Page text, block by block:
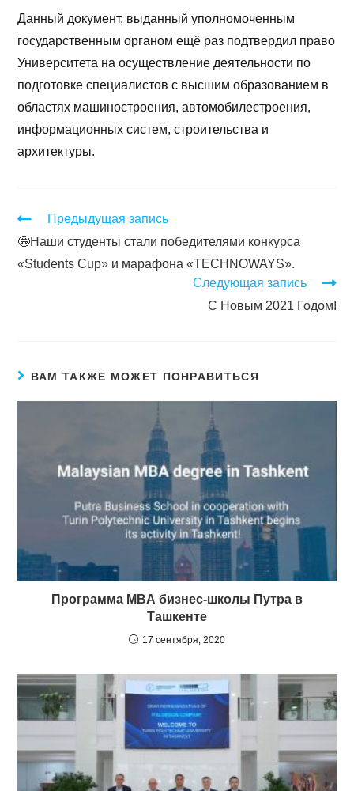
Данный документ, выданный уполномоченным
государственным органом ещё раз подтвердил право
Университета на осуществление деятельности по
подготовке специалистов с высшим образованием в
областях машиностроения, автомобилестроения,
информационных систем, строительства и
архитектуры.
Предыдущая запись
🤩Наши студенты стали победителями конкурса
«Students Cup» и марафона «TECHNOWAYS».
Следующая запись
С Новым 2021 Годом!
ВАМ ТАКЖЕ МОЖЕТ ПОНРАВИТЬСЯ
Программа МBА бизнес-школы Путра в
Ташкенте
17 сентября, 2020